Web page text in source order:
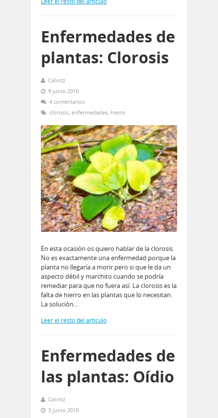
Enfermedades de
plantas: Clorosis
Calintz
9 junio 2010
4 comentarios
clorosis, enfermedades, hierro
En esta ocasión os quiero hablar de la clorosis.
No es exactamente una enfermedad porque la
planta no llegaría a morir pero si que le da un
aspecto débil y marchito cuando se podría
remediar para que no fuera así. La clorosis es la
falta de hierro en las plantas que lo necesitan.
La solución…
Leer el resto del artículo
Enfermedades de
las plantas: Oídio
Calintz
3 junio 2010